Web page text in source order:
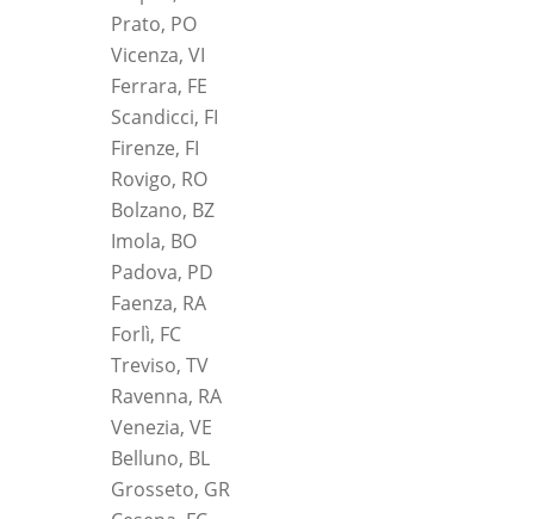
Prato, PO
Vicenza, VI
Ferrara, FE
Scandicci, FI
Firenze, FI
Rovigo, RO
Bolzano, BZ
Imola, BO
Padova, PD
Faenza, RA
Forlì, FC
Treviso, TV
Ravenna, RA
Venezia, VE
Belluno, BL
Grosseto, GR